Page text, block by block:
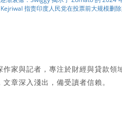
指责印度人民党在投票前大规模删
作家與記者，專注於財經與貸款
文章深入淺出，備受讀者信賴。